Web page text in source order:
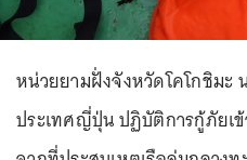
หน่วยยามฝั่งจังหวัดโคโกชิมะ
ประเทศญี่ปุ่น ปฏิบัติการกู้ภัยเ